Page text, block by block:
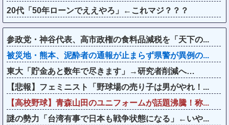
20代「50年ローンでええやろ」←これマジ？？？
参政党・神谷代表、高市政権の食料品減税を「天下の...
被災地・熊本、泥酔者の通報が止まらず県警が異例の...
東大「貯金あと数年で尽きます」→研究者削減へ…
【悲報】フェミニスト「野球場の売り子は男がやれ！...
【高校野球】青森山田のユニフォームが話題沸騰！称...
謎の勢力「台湾有事で日本も戦争状態になる」←いや...